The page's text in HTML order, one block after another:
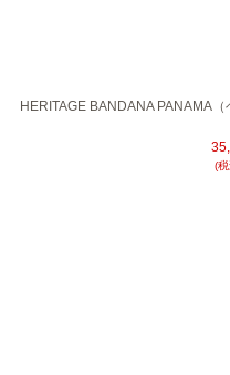
HERITAGE BANDANA PANAMA
(税